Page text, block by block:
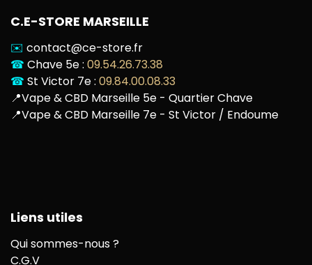
C.E-STORE MARSEILLE
✉️ contact@ce-store.fr
☎ Chave 5e : 09.54.26.73.38
☎ St Victor 7e : 09.84.00.08.33
📍Vape & CBD Marseille 5e - Quartier Chave
📍Vape & CBD Marseille 7e - St Victor / Endoume
Liens utiles
Qui sommes-nous ?
C.G.V